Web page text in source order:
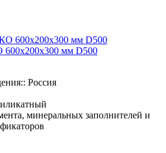
600x200x300 мм D500
Россия
минеральных заполнителей и